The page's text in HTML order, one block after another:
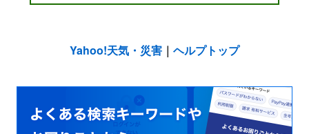
Yahoo!天気・災害 ｜ ヘルプトップ